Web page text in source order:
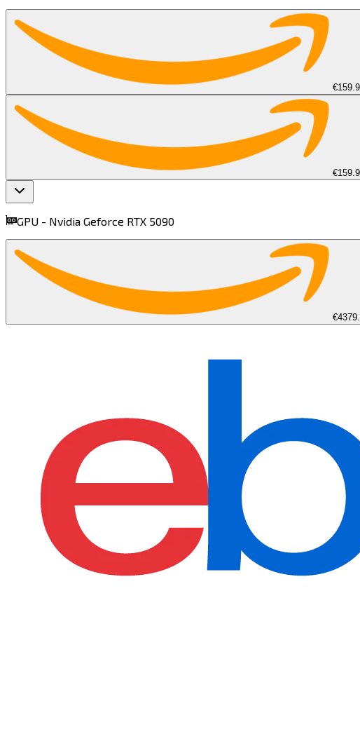
find more oncpus.gg
GPU - Nvidia Geforce RTX 5090​​​​‌ ‍ ​‍​‍‌‍ ‌ ​‍‌‍‍‌‌‍‌ ‌‍‍‌‌‍ ‍​‍​‍​ ‍‍​‍​‍‌ ​ ‌‍​‌‌‍ ‍‌‍‍‌‌ ‌​‌ ‍‌​‍ ‍‌‍‍‌‌‍ ​‍​‍​‍ ​​‍​‍‌‍‍​‌ ​‍‌‍‌‌‌‍‌‍​‍​‍​ ‍‍​‍​‍​‍ ‌‍​‌‌‍‌​‌‍ ‌‌‍‍‌‌‍ ‍​‍ ‌‍‍‌‌‍ ‍‌ ‌​‌‍‌‌‌‍ ‍‌ ‌​​‍ ‌‍‌‌‌‍‌​‌‍‍‌‌ ‌​​‍ ‌‍ ‌‌‍ ‌‍‌​‌‍‌‌​ ‌‌ ​​‌ ​‍‌‍‌‌‌ ​ ‌‍‌‌‌‍ ‍‌ ‌​‌‍​‌‌ ‌​‌‍‍‌‌‍ ‌‍ ‍​ ‍ ‌‍‍‌‌‍‌​​ ‌​ ​​​ ‌‌‌‍‌‌‌‍‌​‌‍​ ​ ​​​ ​‌​ ‌‌​‍ ‌​ ​ ​ ‌‌​ ​‌​ ​ ​‍ ‌​ ‌​‌‍​‍​ ​‌​ ‌‌​‍ ‌​ ‍​​ ​ ​ ‌ ‌‍​‍​‍ ‌​ ​‌​ ​‍​ ‌​​ ‌​‌‍​‌​ ​ ‌‍​ ‌‍​‍‌‍​‌‌‍‌​​ ‌​​ ​‍​ ‍ ‌ ‌​‌ ‍‌‌ ​​‌‍‌‌​ ‌‌‍‌ ‌ ​​‌ ‌‌​ ‍ ‌ ​​‌‍​‌‌ ‌​‌‍‍​​ ‌‌‍ ‍‌‍​‌‌‍ ‌‌‍‌‌​ ‌‍​‍‌‍​‌‌ ​ ‌‍‌‌‌‌‌‌‌ ​‍‌‍ ​​ ‌​‍‌‌​ ​‍‌​‌‍‌‍​‌‌‍‌​‌‍ ‌‌‍‍‌‌‍ ‍​‍‌‍‌‍‍‌‌‍‌​​ ‌​ ​​​ ‌‌‌‍‌‌‌‍‌​‌‍​ ​ ​​​ ​‌​ ‌‌​‍ ‌​ ​ ​ ‌‌​ ​‌​ ​ ​‍ ‌​ ‌​‌‍​‍​ ​‌​ ‌‌​‍ ‌​ ‍​​ ​ ​ ‌ ‌‍​‍​‍ ‌​ ​‌​ ​‍​ ‌​​ ‌​‌‍​‌​ ​ ‌‍​ ‌‍​‍‌‍​‌‌‍‌​​ ‌​​ ​‍​‍‌‍‌ ‌​‌ ‍‌‌ ​​‌‍‌‌​ ‌‌‍‌ ‌ ​​‌ ‌‌​‍‌‍‌ ​​‌‍​‌‌ ‌​‌‍‍​​ ‌‌‍ ‍‌‍​‌‌‍ ‌‌‍‌‌​‍‌‍‌ ​​‌‍‌‌‌ ​‍‌ ​ ‌ ​​‌‍‌‌‌‍​ ‌ ‌​‌‍‍‌‌ ‌‍‌‍‌‌​ ‌‌ ​​‌ ‌‌‌‍​‍‌‍ ​‌‍‍‌‌ ​ ‌‍‍​‌‍‌‌‌‍‌​​‍​‍‌ ‌